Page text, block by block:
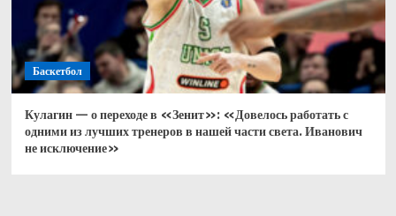
Баскетбол
Кулагин — о переходе в «Зенит»: «Довелось работать с
одними из лучших тренеров в нашей части света. Иванович
не исключение»